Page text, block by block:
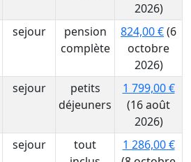
2026)
sejour
pension
complète
824,00 €(6
octobre
2026)
sejour
petits
déjeuners
1 799,00 €
(16 août
2026)
sejour
tout
1 286,00 €